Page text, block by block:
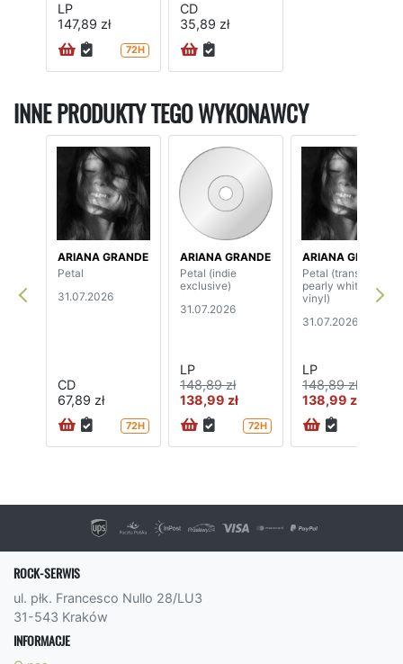
LP
147,89 zł
72H
CD
35,89 zł
INNE PRODUKTY TEGO WYKONAWCY
ARIANA GRANDE
Petal
31.07.2026
CD
67,89 zł
72H
ARIANA GRANDE
Petal (indie
exclusive)
31.07.2026
LP
148,89 zł
138,99 zł
72H
ARIANA GRANDE
Petal (translucent
pearly white
vinyl)
31.07.2026
LP
148,89 zł
138,99 zł
ROCK-SERWIS
ul. płk. Francesco Nullo 28/LU3
31-543 Kraków
INFORMACJE